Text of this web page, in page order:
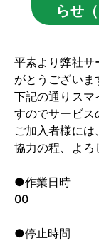
らせ
平素より弊社サ
がとうございま
下記の通りスマ
すのでサービス
ご加入者様に
協力の程、よろ
●作業日時
00
●停止時間